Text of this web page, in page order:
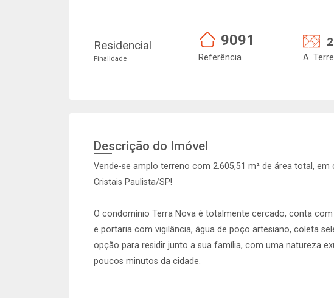
Residencial
Finalidade
9091
Referência A.
Descrição do Imóvel
Vende-se amplo terreno com 2.605,51 m² de área total,
Cristais Paulista/SP!
O condomínio Terra Nova é totalmente cercado, conta
e portaria com vigilância, água de poço artesiano, coleta
opção para residir junto a sua família, com uma natureza
poucos minutos da cidade.